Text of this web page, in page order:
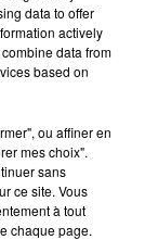
- Gagnez
au cœur
: inscrivez-
data to offer
actively
data from
based on
ou affiner en
mes choix".
sans
ce site. Vous
à tout
chaque page.